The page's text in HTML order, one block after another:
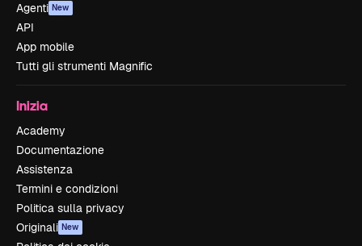
Agenti New
API
App mobile
Tutti gli strumenti Magnific
Inizia
Academy
Documentazione
Assistenza
Termini e condizioni
Politica sulla privacy
Originali New